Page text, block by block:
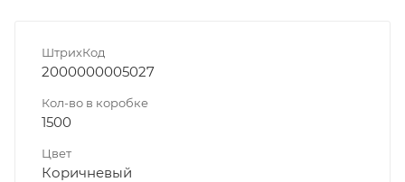
ШтрихКод
2000000005027
Кол-во в коробке
1500
Цвет
Коричневый